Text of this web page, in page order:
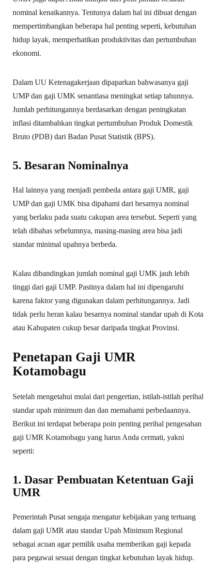
nominal kenaikannya. Tentunya dalam hal ini dibuat dengan
mempertimbangkan beberapa hal penting seperti, kebutuhan
hidup layak, memperhatikan produktivitas dan pertumbuhan
ekonomi.
Dalam UU Ketenagakerjaan dipaparkan bahwasanya gaji
UMP dan gaji UMK senantiasa meningkat setiap tahunnya.
Jumlah perhitungannya berdasarkan dengan peningkatan
inflasi ditambahkan tingkat pertumbuhan Produk Domestik
Bruto (PDB) dari Badan Pusat Statistik (BPS).
5. Besaran Nominalnya
Hal lainnya yang menjadi pembeda antara gaji UMR, gaji
UMP dan gaji UMK bisa dipahami dari besarnya nominal
yang berlaku pada suatu cakupan area tersebut. Seperti yang
telah dibahas sebelumnya, masing-masing area bisa jadi
standar minimal upahnya berbeda.
Kalau dibandingkan jumlah nominal gaji UMK jauh lebih
tinggi dari gaji UMP. Pastinya dalam hal ini dipengaruhi
karena faktor yang digunakan dalam perhitungannya. Jadi
tidak perlu heran kalau besarnya nominal standar upah di Kota
atau Kabupaten cukup besar daripada tingkat Provinsi.
Penetapan Gaji UMR
Kotamobagu
Setelah mengetahui mulai dari pengertian, istilah-istilah perihal
standar upah minimum dan dan memahami perbedaannya.
Berikut ini terdapat beberapa poin penting perihal pengesahan
gaji UMR Kotamobagu yang harus Anda cermati, yakni
seperti:
1. Dasar Pembuatan Ketentuan Gaji
UMR
Pemerintah Pusat sengaja mengatur kebijakan yang tertuang
dalam gaji UMR atau standar Upah Minimum Regional
sebagai acuan agar pemilik usaha memberikan gaji kepada
para pegawai sesuai dengan tingkat kebutuhan layak hidup.